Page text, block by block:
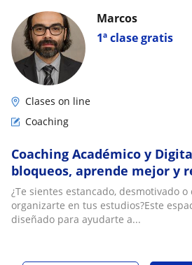
1ª clase gratis
Marcos
Clases on line
Coaching
Coaching Académico y
bloqueos, aprende mejor y
confianza
¿Te sientes estancado, desmotivado
organizarte en tus estudios?Este
diseñado para ayudarte a...